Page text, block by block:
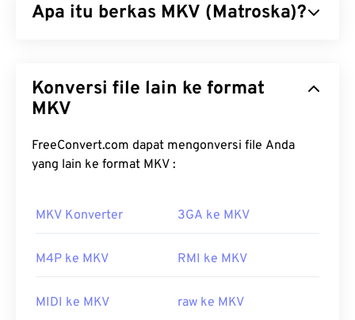
Apa itu berkas MKV (Matroska)?
berkas audiovisual dan multimedia dalam jumlah
tak terbatas dalam satu format berkas. Karena
menyesuaikannya denganperangkat lunak sumber
terbuka. Namanya berasal dari boneka "
berukuran kecil yang ditumpuk satu di atas yang
MKV?
Konversi file lain ke format
MKV
FreeConvert.com dapat mengonversi file Anda
yang lain ke format MKV :
MKV Konverter 3GA ke MKV
M4P ke MKV RMI ke MKV
MIDI ke MKV raw ke MKV